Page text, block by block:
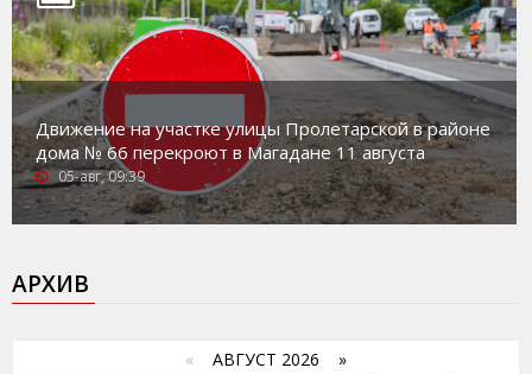
Движение на участке улицы Пролетарской в районе
дома № 66 перекроют в Магадане 11 августа
05-авг, 09:39
АРХИВ
« АВГУСТ 2026 »